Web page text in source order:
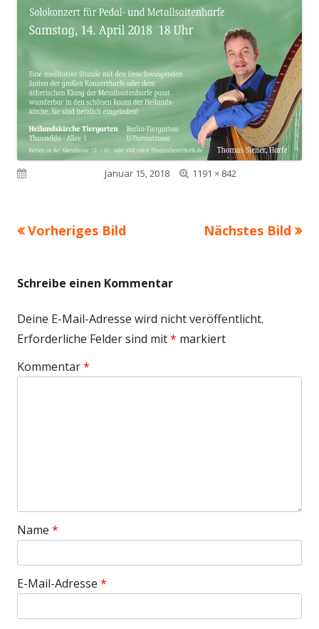
Veröffentlicht amJanuar 15, 2018
Volle
1191 × 842
Vorheriges Bild Nächstes Bild
Schreibe einen Kommentar
Deine E-Mail-Adresse wird nicht veröffentlicht.
Erforderliche Felder sind mit* markiert
Kommentar*
Name *
E-Mail-Adresse *